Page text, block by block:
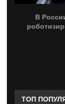
В
ТОП